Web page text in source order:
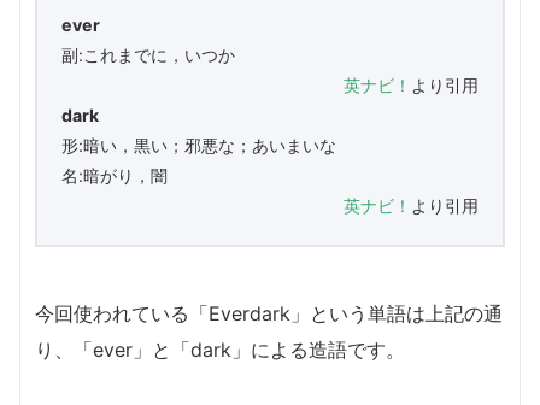
ever
副:これまでに，いつか
英ナビ！ より引用
dark
形:暗い，黒い；邪悪な；あいまいな
名:暗がり，闇
英ナビ！ より引用
今回使われている「Everdark」という単語は上記の通
り、「ever」と「dark」による造語です。